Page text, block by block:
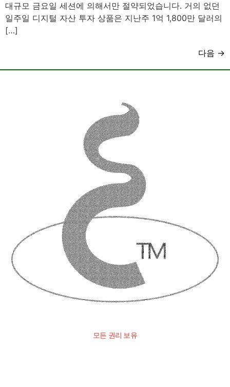
대규모 금요일 세션에 의해서만 절약되었습니다. 거의 없던
일주일 디지털 자산 투자 상품은 지난주 1억 1,800만 달러의
[…]
다음 →
모든 권리 보유